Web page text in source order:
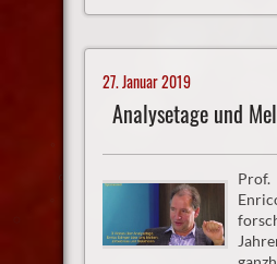
27. Januar 2019
Analysetage und